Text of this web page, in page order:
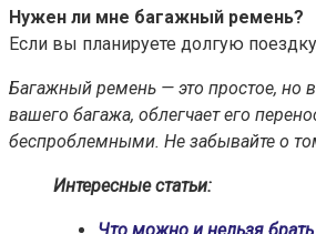
Нужен ли мне багажный ремень?
Если вы планируете долгую
Багажный ремень — это простое, но
вашего багажа, облегчает его
беспроблемными. Не забывайте о
Интересные статьи: